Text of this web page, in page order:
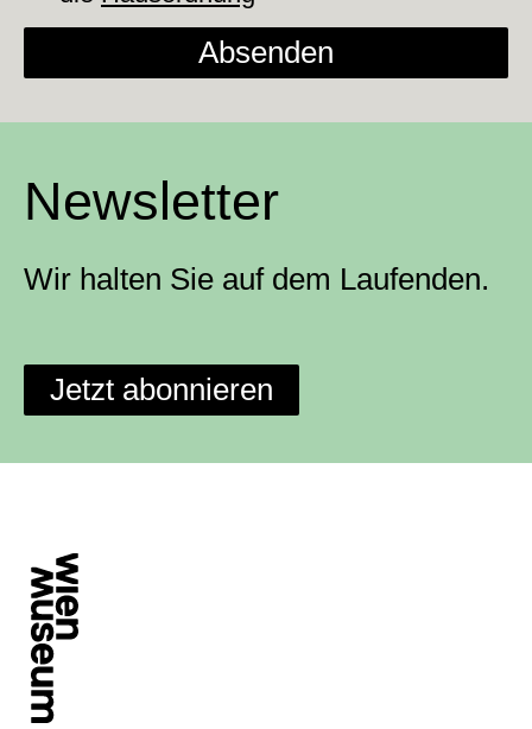
Absenden
Newsletter
Wir halten Sie auf dem Laufenden.
Jetzt abonnieren